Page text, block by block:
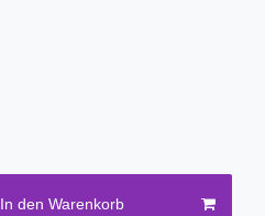
In den Warenkorb